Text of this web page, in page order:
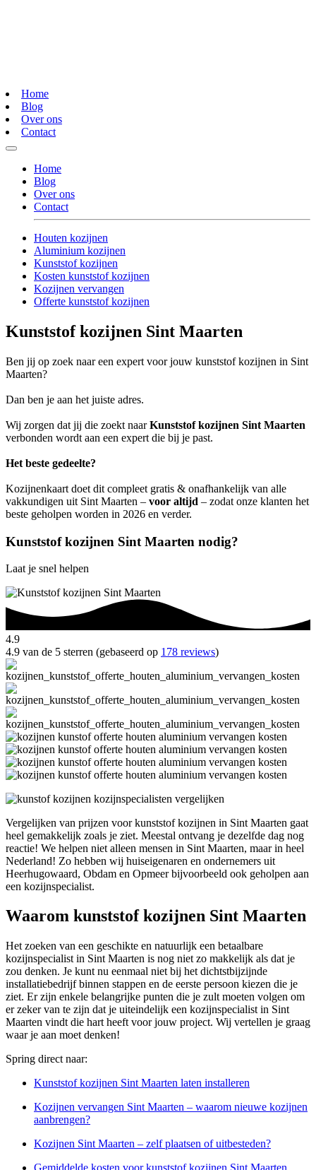
Home
Blog
Over ons
Contact
Home
Blog
Over ons
Contact
Houten kozijnen
Aluminium kozijnen
Kunststof kozijnen
Kosten kunststof kozijnen
Kozijnen vervangen
Offerte kunststof kozijnen
Kunststof kozijnen Sint Maarten
Ben jij op zoek naar een expert voor jouw kunststof kozijnen in Sint
Maarten?
Dan ben je aan het juiste adres.
Wij zorgen dat jij die zoekt naarKunststof kozijnen Sint Maarten
verbonden wordt aan een expert die bij je past.
Het beste gedeelte?
Kozijnenkaart doet dit compleet gratis & onafhankelijk van alle
vakkundigen uit Sint Maarten – voor altijd – zodat onze klanten het
beste geholpen worden in 2026 en verder.
Kunststof kozijnen Sint Maarten nodig?
Laat je snel helpen
4.9
4.9 van de 5 sterren (gebaseerd op 178 reviews)
Vergelijken van prijzen voor kunststof kozijnen in Sint Maarten gaat
heel gemakkelijk zoals je ziet. Meestal ontvang je dezelfde dag nog
reactie! We helpen niet alleen mensen in Sint Maarten, maar in heel
Nederland! Zo hebben wij huiseigenaren en ondernemers uit
Heerhugowaard, Obdam en Opmeer bijvoorbeeld ook geholpen aan
een kozijnspecialist.
Waarom kunststof kozijnen Sint Maarten
Het zoeken van een geschikte en natuurlijk een betaalbare
kozijnspecialist in Sint Maarten is nog niet zo makkelijk als dat je
zou denken. Je kunt nu eenmaal niet bij het dichtstbijzijnde
installatiebedrijf binnen stappen en de eerste persoon kiezen die je
ziet. Er zijn enkele belangrijke punten die je zult moeten volgen om
er zeker van te zijn dat je uiteindelijk een kozijnspecialist in Sint
Maarten vindt die hart heeft voor jouw project. Wij vertellen je graag
waar je aan moet denken!
Spring direct naar:
Kunststof kozijnen Sint Maarten laten installeren
Kozijnen vervangen Sint Maarten – waarom nieuwe kozijnen
aanbrengen?
Kozijnen Sint Maarten – zelf plaatsen of uitbesteden?